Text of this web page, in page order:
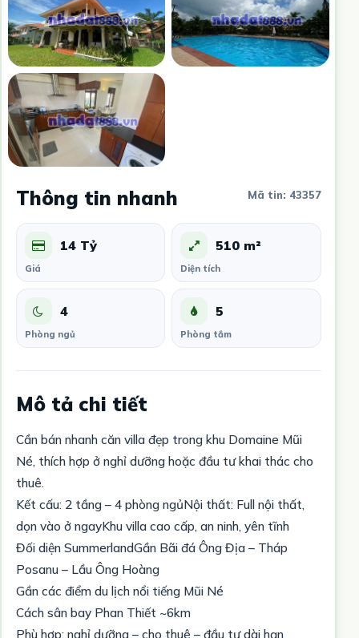
Thông tin nhanh Mã tin: 43357
14 Tỷ
Giá
510 m²
Diện tích
4
Phòng ngủ
5
Phòng tắm
Mô tả chi tiết
Cần bán nhanh căn villa đẹp trong khu Domaine Mũi
Né, thích hợp ở nghỉ dưỡng hoặc đầu tư khai thác cho
thuê.
Kết cấu: 2 tầng – 4 phòng ngủNội thất: Full nội thất,
dọn vào ở ngayKhu villa cao cấp, an ninh, yên tĩnh
Đối diện SummerlandGần Bãi đá Ông Địa – Tháp
Posanu – Lầu Ông Hoàng
Gần các điểm du lịch nổi tiếng Mũi Né
Cách sân bay Phan Thiết ~6km
Phù hợp: nghỉ dưỡng – cho thuê – đầu tư dài hạn